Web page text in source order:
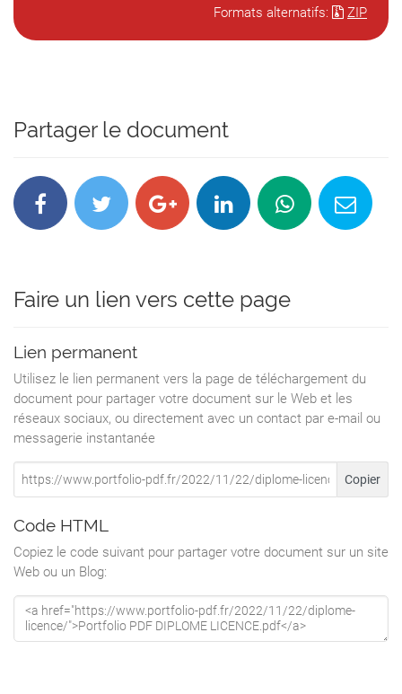
Formats alternatifs: ZIP
Partager le document
Faire un lien vers cette page
Lien permanent
Utilisez le lien permanent vers la page de téléchargement du
document pour partager votre document sur le Web et les
réseaux sociaux, ou directement avec un contact par e-mail ou
messagerie instantanée
Copier
Code HTML
Copiez le code suivant pour partager votre document sur un site
Web ou un Blog: